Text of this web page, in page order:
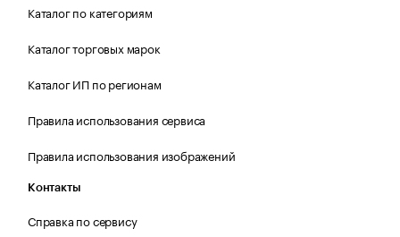
Каталог по категориям
Каталог торговых марок
Каталог ИП по регионам
Правила использования сервиса
Правила использования изображений
Контакты
Справка по сервису